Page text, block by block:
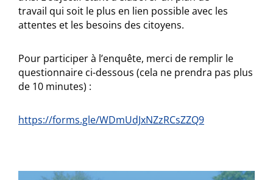
travail qui soit le plus en lien possible avec les
attentes et les besoins des citoyens.
Pour participer à l’enquête, merci de remplir le
questionnaire ci-dessous (cela ne prendra pas plus
de 10 minutes) :
https://forms.gle/WDmUdJxNZzRCsZZQ9